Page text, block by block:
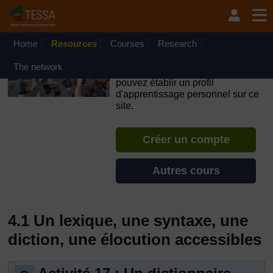
Passer au contenu principal
OpenLearn Create will be unavailable on Wednesday 12
August 2026 from 8am to 10.30am (GMT) due to routine
Home Resources Courses Research
The network
pouvez établir un profil
d'apprentissage personnel sur ce
site.
Créer un compte
Autres cours
4.1 Un lexique, une syntaxe, une
diction, une élocution accessibles